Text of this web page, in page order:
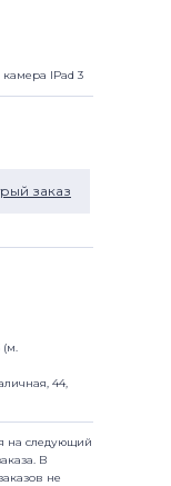
камера IPad 3
44,
на следующий
В
не